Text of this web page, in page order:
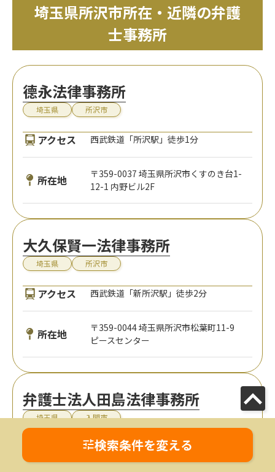
埼玉県所沢市所在・近隣の弁護
士事務所
德永法律事務所
埼玉県 所沢市
アクセス 西武鉄道「所沢駅」徒歩1分
所在地
〒359-0037 埼玉県所沢市くすのき台1-
12-1 内野ビル2F
大久保賢一法律事務所
埼玉県 所沢市
アクセス 西武鉄道「新所沢駅」徒歩2分
所在地
〒359-0044 埼玉県所沢市松葉町11-9
ピースセンター
弁護士法人田島法律事務所
埼玉県 入間市
西武鉄道「入間市駅」徒歩5分
検索条件を変える